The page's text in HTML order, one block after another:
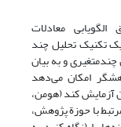
معادلات
تکنیک تحلیل چند
و به بیان
امکان می‌دهد
آزمایش کند (هومن،
با حوزة پژوهش،